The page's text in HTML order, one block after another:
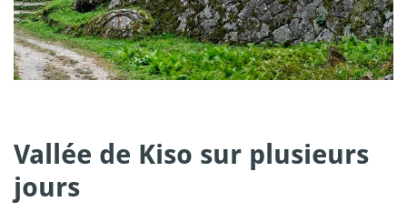
Vallée de Kiso sur plusieurs
jours